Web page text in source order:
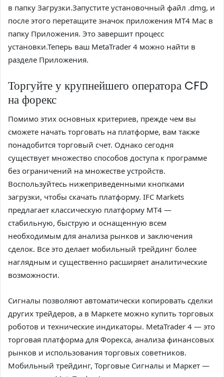
в папку Загрузки.Запустите установочный файл .dmg, и
после этого перетащите значок приложения MT4 Mac в
папку Приложения. Это завершит процесс
установки.Теперь ваш MetaTrader 4 можно найти в
разделе Приложения.
Торгуйте у крупнейшего оператора CFD
на форекс
Помимо этих основных критериев, прежде чем вы
сможете начать торговать на платформе, вам также
понадобится торговый счет. Однако сегодня
существует множество способов доступа к программе
без ограничений на множестве устройств.
Воспользуйтесь нижеприведенными кнопками
загрузки, чтобы скачать платформу. IFC Markets
предлагает классическую платформу MT4 —
стабильную, быструю и оснащенную всем
необходимым для анализа рынков и заключения
сделок. Все это делает мобильный трейдинг более
наглядным и существенно расширяет аналитические
возможности.
Сигналы позволяют автоматически копировать сделки
других трейдеров, а в Маркете можно купить торговых
роботов и технические индикаторы. MetaTrader 4 — это
торговая платформа для Форекса, анализа финансовых
рынков и использования торговых советников.
Мобильный трейдинг, Торговые Сигналы и Маркет —